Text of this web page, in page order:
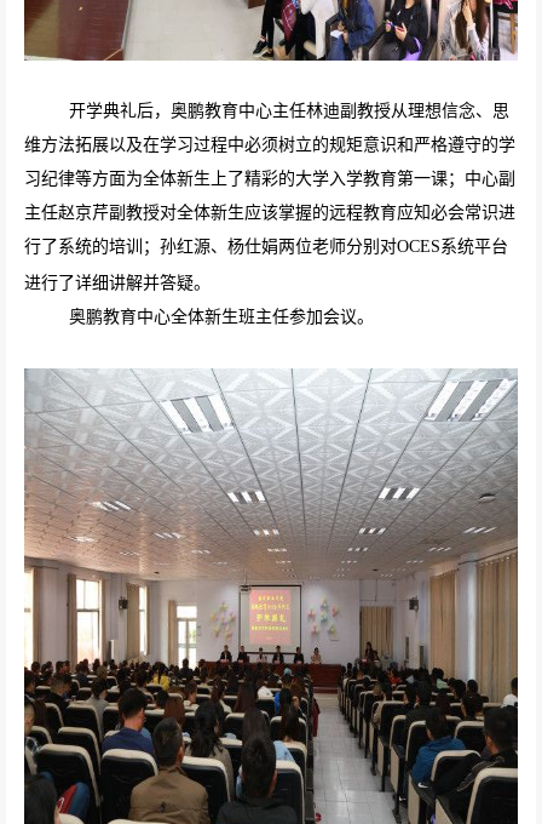
开学典礼后，奥鹏教育中心主任林迪副教授从理想信念、思
维方法拓展以及在学习过程中必须树立的规矩意识和严格遵守的学
习纪律等方面为全体新生上了精彩的大学入学教育第一课；中心副
主任赵京芹副教授对全体新生应该掌握的远程教育应知必会常识进
行了系统的培训；孙红源、杨仕娟两位老师分别对OCES系统平台
进行了详细讲解并答疑。
奥鹏教育中心全体新生班主任参加会议。